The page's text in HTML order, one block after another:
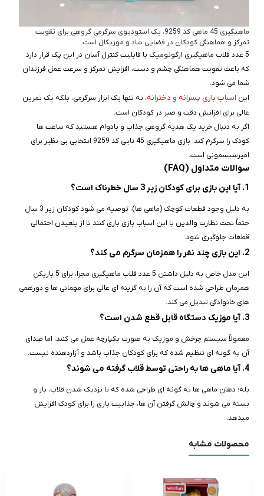
ماهیگیری 45 ماهی کد 9259، یک استودیوی سرگرمی گروهی برای تقویت
تمرکز و هماهنگی کودکان در فضایی شاد و موزیکال است.
5 عدد قلاب ماهیگیری ارگونومیک با قابلیت کنترل آسان در این پک قرار دارد
که باعث تقویت هماهنگی چشم و دست، افزایش تمرکز و سرعت‌ عمل فرزندان
شما می‌ شود.
این اسباب بازی پسرانه و دخترانه، نه‌ تنها یک ابزار سرگرمی، بلکه یک تمرین
عالی برای افزایش دقت و صبر در کودکان است.
اگر به دنبال خرید یک هدیه گروهی جذاب و بادوام هستید که ساعت‌ ها
کودک را سرگرم کند، بازی ماهیگیری 45 تایی کد 9259 انتخابی بی‌ نظیر برای
امیرسیسمونی است.
سوالات متداول (FAQ)
1. آیا این بازی برای کودکان زیر 3 سال خطرناک است؟
به دلیل وجود قطعات کوچک (ماهی‌ ها)، توصیه می‌ شود کودکان زیر 3 سال
حتماً تحت نظارت والدین با این اسباب‌ بازی بازی کنند تا از بلعیدن احتمالی
قطعات جلوگیری شود.
2. این بازی چند نفر را همزمان سرگرم می‌ کند؟
این مدل خاص به دلیل داشتن 5 عدد قلاب ماهیگیری مجزا، برای 5 بازیکن
همزمان طراحی شده است که آن را به گزینه‌ ای عالی برای مهمانی‌ ها و دورهمی‌
های خانوادگی تبدیل می‌ کند.
3. آیا موزیک دستگاه قابل قطع شدن است؟
معمولاً سیستم چرخش و موزیک به صورت یکپارچه عمل می‌ کنند، اما صدای
آن به گونه‌ ای تنظیم شده که برای کودکان جذاب باشد و آزاردهنده نیست.
4. آیا ماهی‌ ها به راحتی توسط قلاب گرفته می‌ شوند؟
بله؛ دهان ماهی‌ ها به گونه‌ ای طراحی شده که با نزدیک شدن قلاب، باز و
بسته می‌ شوند و چالش گرفتن آن‌ ها، جذابیت بازی را برای کودک افزایش
میدهد.
محصولات مشابه